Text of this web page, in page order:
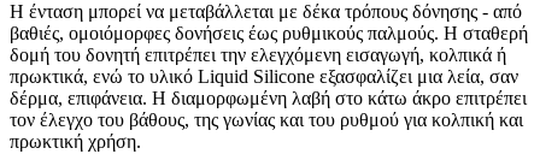
Η ένταση μπορεί να μεταβάλλεται με δέκα τρόπους δόνησης - από
βαθιές, ομοιόμορφες δονήσεις έως ρυθμικούς παλμούς. Η σταθερή
δομή του δονητή επιτρέπει την ελεγχόμενη εισαγωγή, κολπικά ή
πρωκτικά, ενώ το υλικό Liquid Silicone εξασφαλίζει μια λεία, σαν
δέρμα, επιφάνεια. Η διαμορφωμένη λαβή στο κάτω άκρο επιτρέπει
τον έλεγχο του βάθους, της γωνίας και του ρυθμού για κολπική και
πρωκτική χρήση.